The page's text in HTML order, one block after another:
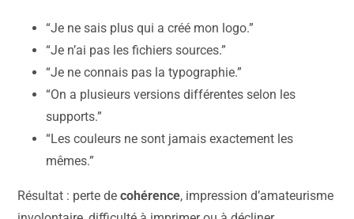
“Je ne sais plus qui a créé mon logo.”
“Je n’ai pas les fichiers sources.”
“Je ne connais pas la typographie.”
“On a plusieurs versions différentes selon les
supports.”
“Les couleurs ne sont jamais exactement les
mêmes.”
Résultat : perte de cohérence, impression d’amateurisme